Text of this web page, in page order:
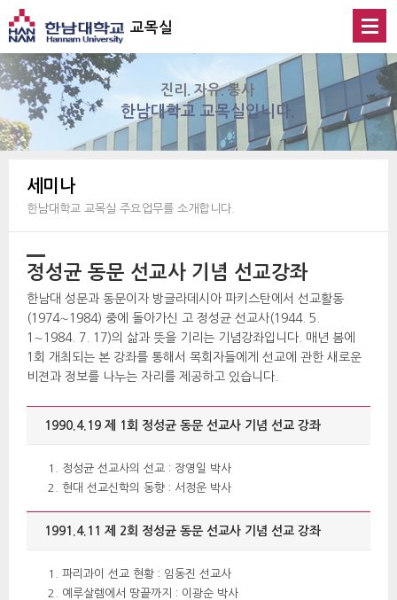
교목실
진리. 자유. 봉사
한남대학교 교목실입니다.
세미나
한남대학교 교목실 주요업무를 소개합니다.
정성균 동문 선교사 기념 선교강좌
한남대 성문과 동문이자 방글라데시아 파키스탄에서 선교활동
(1974∼1984) 중에 돌아가신 고 정성균 선교사(1944. 5.
1∼1984. 7. 17)의 삶과 뜻을 기리는 기념강좌입니다. 매년 봄에
1회 개최되는 본 강좌를 통해서 목회자들에게 선교에 관한 새로운
비젼과 정보를 나누는 자리를 제공하고 있습니다.
1990.4.19 제 1회 정성균 동문 선교사 기념 선교 강좌
정성균 선교사의 선교 : 장영일 박사
현대 선교신학의 동향 : 서정운 박사
1991.4.11 제 2회 정성균 동문 선교사 기념 선교 강좌
파리과이 선교 현황 : 임동진 선교사
예루살렘에서 땅끝까지 : 이광순 박사